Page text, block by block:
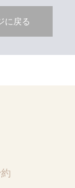
に戻る